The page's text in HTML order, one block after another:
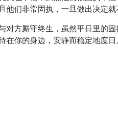
他们非常固执，一旦做出决定
对方厮守终生，虽然平日里的
在你的身边，安静而稳定地度日